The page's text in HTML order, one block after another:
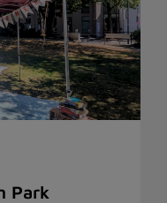
Park